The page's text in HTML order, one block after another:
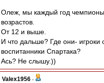
Олеж, мы каждый год
возрастов.
От 12 и выше.
И что дальше? Где они- игроки
воспитанники Спартака?
Ась? Не слышу.))
Valex1956 -